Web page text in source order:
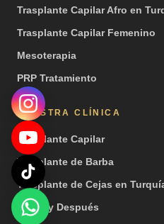
Trasplante Capilar Afro en
Trasplante Capilar Femenino
Mesoterapia
PRP Tratamiento
NUESTRA CLÍNICA
Trasplante Capilar
Trasplante de Barba
Trasplante de Cejas en
Antes y Después